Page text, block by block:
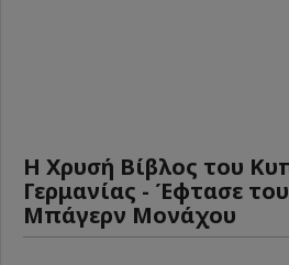
Η Χρυσή Βίβλος του
Γερμανίας - Έφτασε
Μπάγερν Μονάχου